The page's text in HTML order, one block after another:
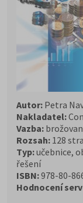
Autor: Petra
Nakladatel:
Vazba:
Rozsah: 128
Typ:učebnice,
řešení
ISBN:978-80-
Hodnocení